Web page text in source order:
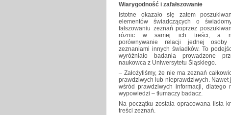
Wiarygodność i zafałszowanie
Istotne okazało się zatem
elementów świadczących o
fałszowaniu zeznań poprzez
różnic w samej ich treści, a
porównywanie relacji jednej
zeznaniami innych świadków. To
wyróżniało badania prowadzone
naukowca z Uniwersytetu Śląskiego.
– Założyliśmy, że nie ma zeznań
prawdziwych lub nieprawdziwych. Nawet
wśród prawdziwych informacji, dlatego
wypowiedzi – tłumaczy badacz.
Na początku została opracowana lista
treści zeznań.